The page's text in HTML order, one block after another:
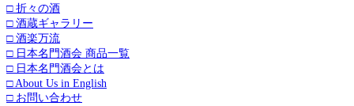
□ 折々の酒
□ 酒蔵ギャラリー
□ 酒楽万流
□ 日本名門酒会 商品一覧
□ 日本名門酒会とは
□ About Us in English
□ お問い合わせ